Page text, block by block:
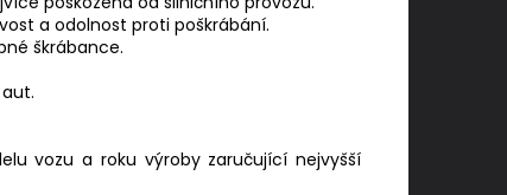
a odolnost proti poškrábání.
škrábance.
vozu a roku výroby zaručující nejvyšší